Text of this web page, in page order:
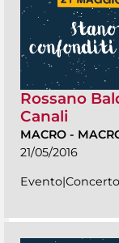
Rossano
Canali
MACRO -
21/05/2016
Evento|Concerto